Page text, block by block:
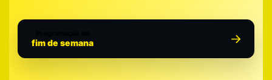
fim de semana